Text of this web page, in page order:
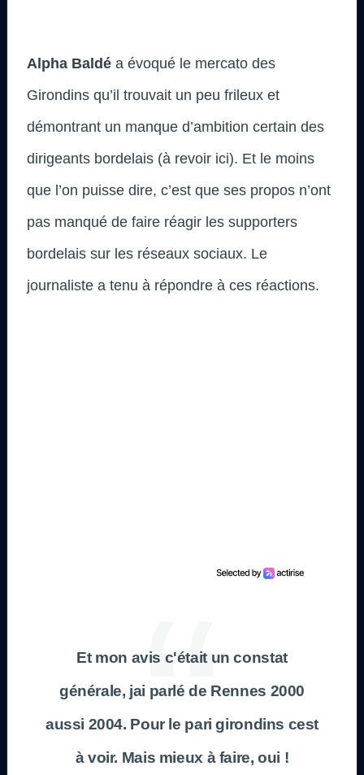
Alpha Baldé a évoqué le mercato des
Girondins qu’il trouvait un peu frileux et
démontrant un manque d’ambition certain des
dirigeants bordelais (à revoir ici). Et le moins
que l’on puisse dire, c’est que ses propos n’ont
pas manqué de faire réagir les supporters
bordelais sur les réseaux sociaux. Le
journaliste a tenu à répondre à ces réactions.
Et mon avis c'était un constat
générale, jai parlé de Rennes 2000
aussi 2004. Pour le pari girondins cest
à voir. Mais mieux à faire, oui !